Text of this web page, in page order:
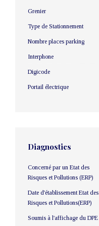
Grenier
Type de Stationnement
Nombre places parking
Interphone
Digicode
Portail électrique
Diagnostics
Concerné par un Etat des
Risques et Pollutions (ERP)
Date d'établissement Etat des
Risques et Pollutions(ERP)
Soumis à l'affichage du DPE